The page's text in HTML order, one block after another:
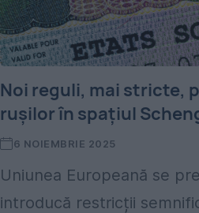
Noi reguli, mai stricte,
rușilor în spațiul
6 NOIEMBRIE 2025
Uniunea Europeană se
introducă restricții